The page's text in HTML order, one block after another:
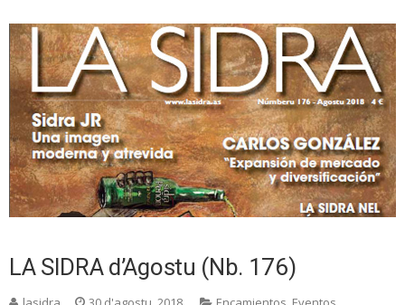
LA SIDRA d’Agostu (Nb. 176)